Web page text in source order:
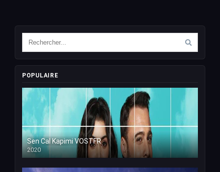
POPULAIRE
Sen Cal Kapimi VOSTFR
2020